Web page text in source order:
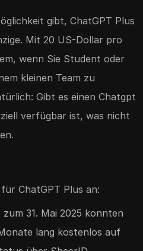
gibt, ChatGPT Plus
Mit 20 US-Dollar pro
wenn Sie Student oder
kleinen Team zu
Gibt es einen Chatgpt
verfügbar ist, was nicht
ChatGPT Plus an:
zum 31. Mai 2025 konnten
lang kostenlos auf